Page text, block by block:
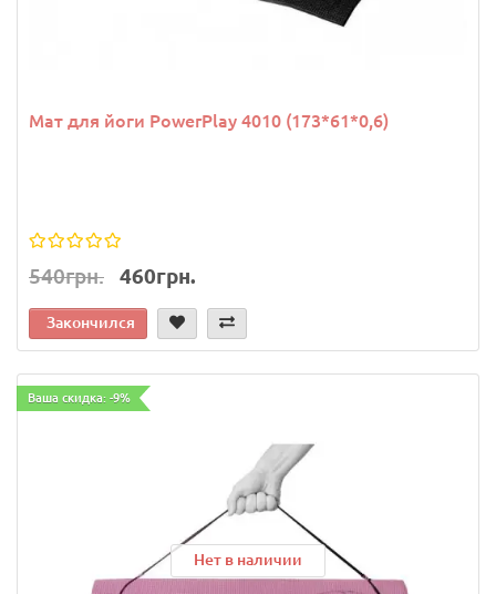
Мат для йоги PowerPlay 4010 (173*61*0,6)
540грн. 460грн.
Закончился
Ваша скидка: -9%
Нет в наличии